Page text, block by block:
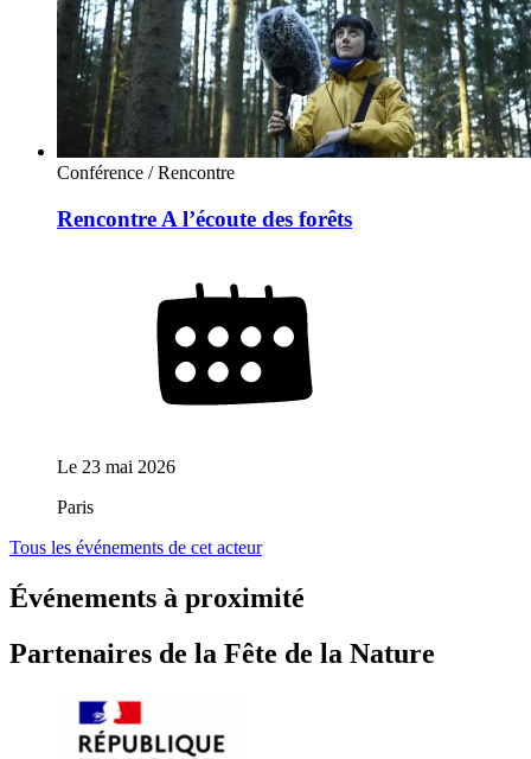
Conférence / Rencontre
Rencontre A l’écoute des forêts
Le 23 mai 2026
Paris
Tous les événements de cet acteur
Événements à proximité
Partenaires de la Fête de la Nature